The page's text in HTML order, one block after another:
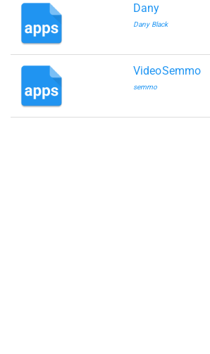
Dany
Dany Black
VideoSemmo
semmo